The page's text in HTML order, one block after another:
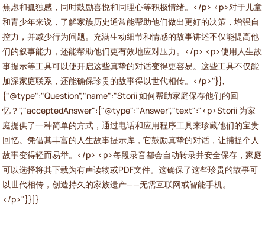
焦虑和孤独感，同时鼓励喜悦和同理心等积极情绪。</p> <p>对于儿童
和青少年来说，了解家族历史通常能帮助他们做出更好的决策，增强自
控力，并减少行为问题。充满生动细节和情感的故事讲述不仅能提高他
们的叙事能力，还能帮助他们更有效地应对压力。</p> <p>使用人生故
事提示等工具可以使开启这些真挚的对话变得更容易。这些工具不仅能
加深家庭联系，还能确保珍贵的故事得以世代相传。</p>"}},
{"@type":"Question","name":"Storii 如何帮助家庭保存他们的回
忆？","acceptedAnswer":{"@type":"Answer","text":"<p>Storii 为家
庭提供了一种简单的方式，通过电话和应用程序工具来珍藏他们的宝贵
回忆。凭借其丰富的人生故事提示库，它鼓励真挚的对话，让捕捉个人
故事变得轻而易举。</p> <p>每段录音都会自动转录并安全保存，家庭
可以选择将其下载为有声读物或PDF文件。这确保了这些珍贵的故事可
以世代相传，创造持久的家族遗产——无需互联网或智能手机。
</p>"}}]}